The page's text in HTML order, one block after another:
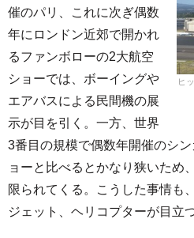
ヒ
催のパリ、これに次ぎ偶数
年にロンドン近郊で開かれ
るファンボローの2大航空
ショーでは、ボーイングや
エアバスによる民間機の展
示が目を引く。一方、世界
3番目の規模で偶数年開催のシ
ョーと比べるとかなり狭いため
限られてくる。こうした事情も
ジェット、ヘリコプターが目立